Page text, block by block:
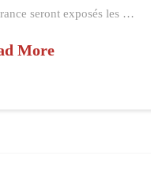
seront exposés les …
More